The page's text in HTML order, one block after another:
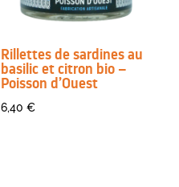
Rillettes de sardines au
basilic et citron bio –
Poisson d’Ouest
6,40 €